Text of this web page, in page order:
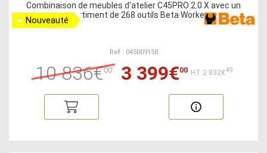
Combinaison de meubles d'atelier C45PRO 2.0 X avec un
assortiment de 268 outils Beta Worker
Nouveauté
Ref : 045009158
10 836€00 3 399€00 HT:2 832€49